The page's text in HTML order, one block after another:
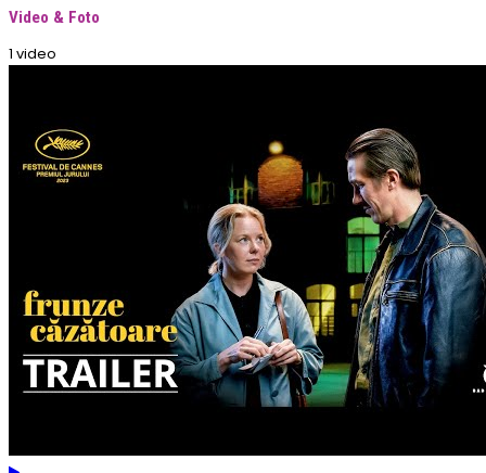
Video & Foto
1 video